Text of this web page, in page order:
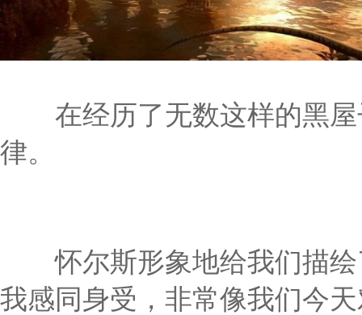
在经历了无数这样的黑屋
律。
怀尔斯形象地给我们描绘
我感同身受，非常像我们今